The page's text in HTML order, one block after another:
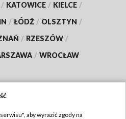
/ KATOWICE / KIELCE /
/ ŁÓDŹ / OLSZTYN /
/ RZESZÓW /
/ WROCŁAW
aby wyrazić zgody na